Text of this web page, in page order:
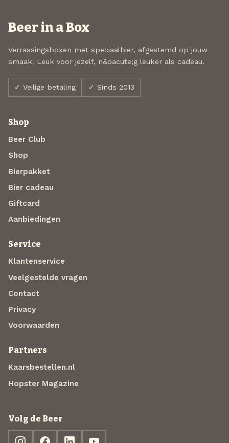
Beer in a Box
Verrassingsboxen met speciaalbier, afgestemd op jouw
smaak. Leuk voor jezelf, n&oacute;g leuker als cadeau.
✓ Veilige betaling ✓ Sinds 2013
Shop
Beer Club
Shop
Bierpakket
Bier cadeau
Giftcard
Aanbiedingen
Service
Klantenservice
Veelgestelde vragen
Contact
Privacy
Voorwaarden
Partners
Kaarsbestellen.nl
Hopster Magazine
Volg de Beer